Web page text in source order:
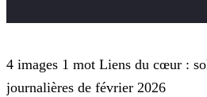
4 images 1 mot Liens du cœur :
journalières de février 2026